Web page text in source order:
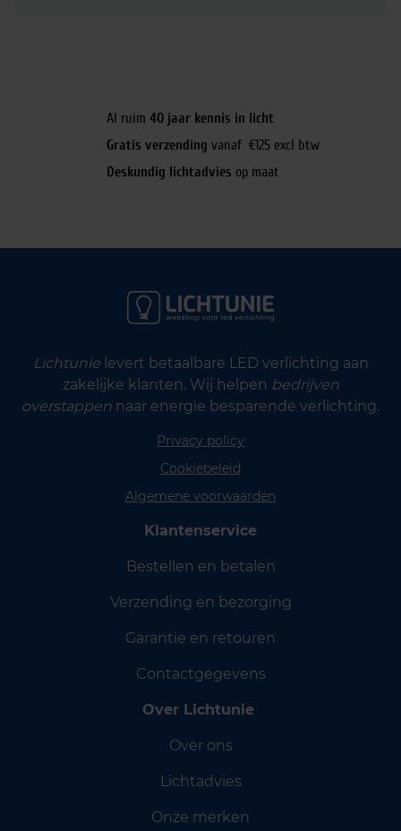
Al ruim 40 jaar kennis in licht
Gratis verzending vanaf €125 excl btw
Deskundig lichtadvies op maat
Lichtunielevert betaalbare LED verlichting aan
zakelijke klanten. Wij helpen bedrijven
overstappen naar energie besparende verlichting.
Privacy policy
Cookiebeleid
Algemene voorwaarden
Klantenservice
Bestellen en betalen
Verzending en bezorging
Garantie en retouren
Contactgegevens
Over Lichtunie
Over ons
Lichtadvies
Onze merken